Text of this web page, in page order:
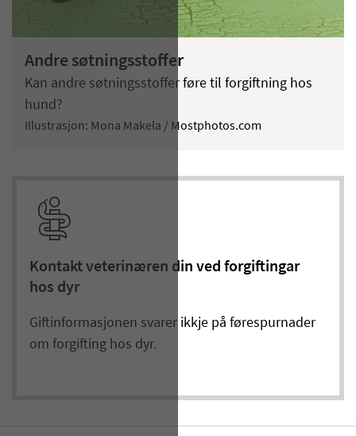
Andre søtningsstoffer
Kan andre søtningsstoffer føre til forgiftning hos
hund?
Illustrasjon: Mona Makela / Mostphotos.com
Kontakt veterinæren din ved forgiftingar
hos dyr
Giftinformasjonen svarer ikkje på førespurnader
om forgifting hos dyr.​​